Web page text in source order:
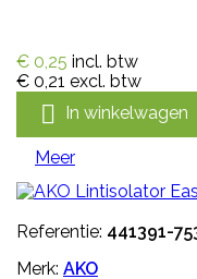
€ 0,25 incl. btw
€ 0,21 excl. btw
 In winkelwagen
Meer
Referentie: 441391-
Merk: AKO